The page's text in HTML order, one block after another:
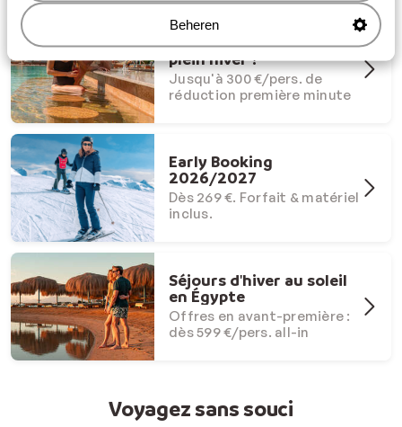
Beheren
Et si l'été s'invitait en
plein hiver ?
Jusqu'à 300 €/pers. de
réduction première minute
Early Booking
2026/2027
Dès 269 €. Forfait & matériel
inclus.
Séjours d'hiver au soleil
en Égypte
Offres en avant-première :
dès 599 €/pers. all-in
Voyagez sans souci